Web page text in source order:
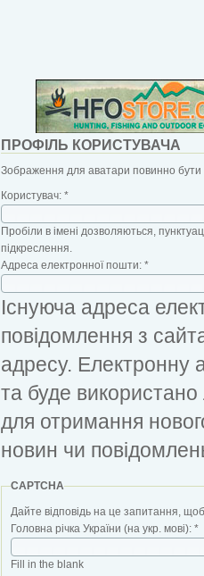
ПРОФІЛЬ КОРИСТУВАЧА
Зображення для аватари повинно бути
Користувач: *
Пробіли в імені дозволяються,
підкреслення.
Адреса електронної пошти: *
Існуюча адреса
повідомлення з
адресу. Електронну
та буде
для отримання
новин чи
CAPTCHA
Дайте відповідь на це запитання,
Головна річка України (на укр. мові): *
Fill in the blank